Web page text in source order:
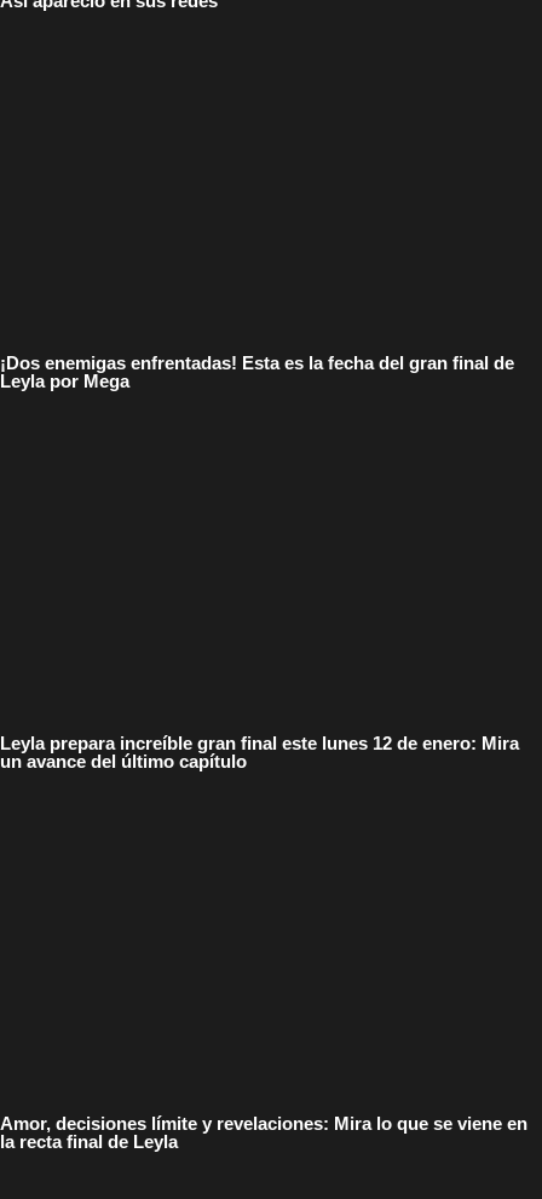
¡Dos enemigas enfrentadas! Esta es la fecha del gran final de
Leyla por Mega
Leyla prepara increíble gran final este lunes 12 de enero: Mira
un avance del último capítulo
Amor, decisiones límite y revelaciones: Mira lo que se viene en
la recta final de Leyla